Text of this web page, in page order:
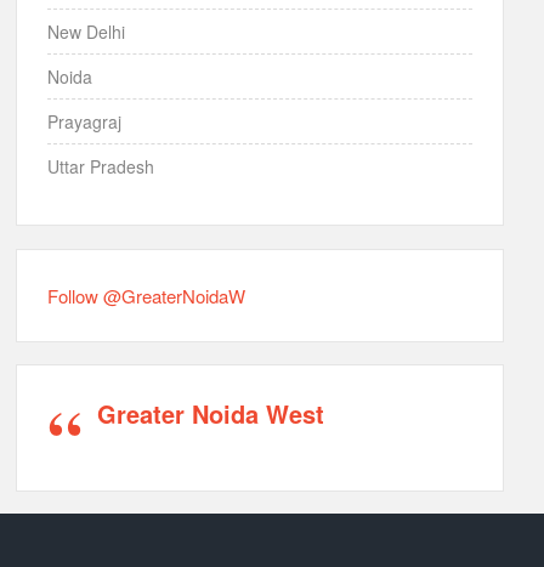
New Delhi
Noida
Prayagraj
Uttar Pradesh
Follow @GreaterNoidaW
Greater Noida West